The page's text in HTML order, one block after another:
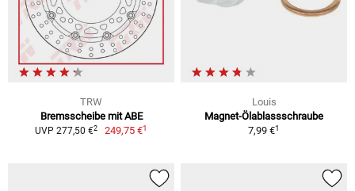
TRW
Bremsscheibe mit ABE
UVP 277,50 €2 249,75 €1
Louis
Magnet-Ölablassschraube
7,99 €1